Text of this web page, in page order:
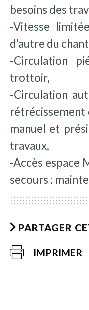
besoins des
-Vitesse
d’autre du
-Circulation
trottoir,
-Circulation
rétrécissement
manuel et
travaux,
-Accès espace
secours :
PARTAGER
IMPRIMER